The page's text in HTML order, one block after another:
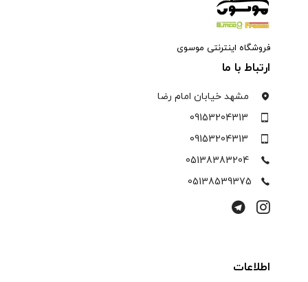
فروشگاه اینترنتی موسوی
ارتباط با ما
مشهد خیابان امام رضا
09153204313
09153204313
05138383204
05138539375
اطلاعات